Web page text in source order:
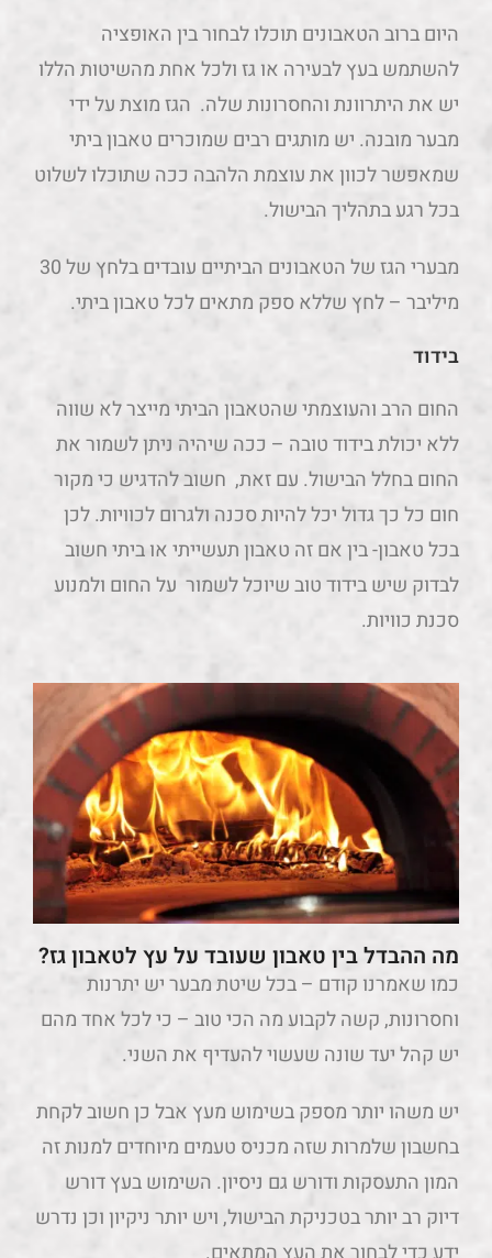
היום ברוב הטאבונים תוכלו לבחור בין האופציה
להשתמש בעץ לבעירה או גז ולכל אחת מהשיטות הללו
יש את היתרוונת והחסרונות שלה. הגז מוצת על ידי
מבער מובנה. יש מותגים רבים שמוכרים טאבון ביתי
שמאפשר לכוון את עוצמת הלהבה ככה שתוכלו לשלוט
בכל רגע בתהליך הבישול.
מבערי הגז של הטאבונים הביתיים עובדים בלחץ של 30
מיליבר – לחץ שללא ספק מתאים לכל טאבון ביתי.
בידוד
החום הרב והעוצמתי שהטאבון הביתי מייצר לא שווה
ללא יכולת בידוד טובה – ככה שיהיה ניתן לשמור את
החום בחלל הבישול. עם זאת, חשוב להדגיש כי מקור
חום כל כך גדול יכל להיות סכנה ולגרום לכוויות. לכן
בכל טאבון- בין אם זה טאבון תעשייתי או ביתי חשוב
לבדוק שיש בידוד טוב שיוכל לשמור על החום ולמנוע
סכנת כוויות.
מה ההבדל בין טאבון שעובד על עץ לטאבון גז?
כמו שאמרנו קודם – בכל שיטת מבער יש יתרנות
וחסרונות, קשה לקבוע מה הכי טוב – כי לכל אחד מהם
יש קהל יעד שונה שעשוי להעדיף את השני.
יש משהו יותר מספק בשימוש מעץ אבל כן חשוב לקחת
בחשבון שלמרות שזה מכניס טעמים מיוחדים למנות זה
המון התעסקות ודורש גם ניסיון. השימוש בעץ דורש
דיוק רב יותר בטכניקת הבישול, ויש יותר ניקיון וכן נדרש